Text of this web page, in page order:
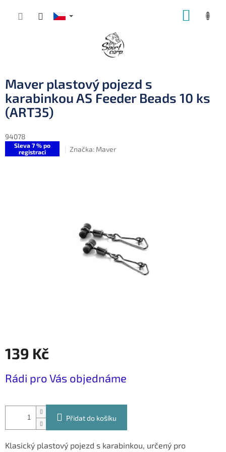
Maver plastový pojezd s
karabinkou AS Feeder Beads 10 ks
(ART35)
94078
Sleva 7 % po
registraci
Značka: Maver
139 Kč
cena:
Rádi pro Vás objednáme
Přidat do košíku
Klasický plastový pojezd s karabinkou, určený pro